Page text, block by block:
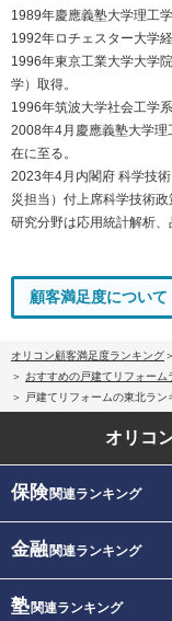
1989年慶應義塾大学理工
1992年ロチェスター大学
1996年東京工業大学大学
学）取得。
1996年筑波大学社会工学
2008年4月慶應義塾大学
在に至る。
2023年4月内閣府 科学技
災担当）付上席科学技術政
研究分野は応用統計解析、
顧客満足度について
オリコン顧客満足度ランキング
おすすめの戸建てリフォーム
戸建てリフォームの東北ラン
オリコ
保険関連ランキング
金融関連ランキング
塾関連ランキング